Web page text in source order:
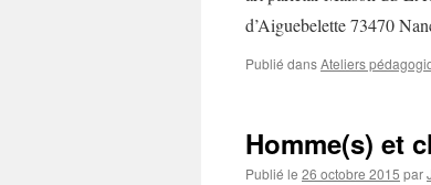
d’Aiguebelette 73470
Publié dansAteliers
Homme(s) et
Publié le 26 octobre 2015 par